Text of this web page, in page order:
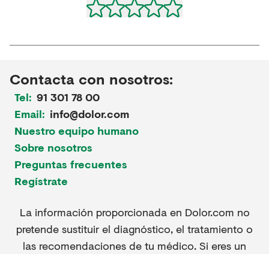
Contacta con nosotros:
Tel: 91 301 78 00
Email: info@dolor.com
Nuestro equipo humano
Sobre nosotros
Preguntas frecuentes
Regístrate
La información proporcionada en Dolor.com no
pretende sustituir el diagnóstico, el tratamiento o
las recomendaciones de tu médico. Si eres un